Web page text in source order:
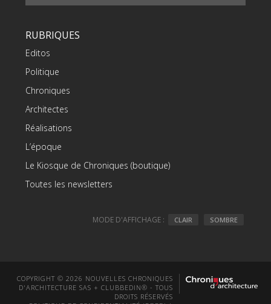
RUBRIQUES
Editos
Politique
Chroniques
Architectes
Réalisations
L’époque
Le Kiosque de Chroniques (boutique)
Toutes les newsletters
MODE D'AFFICHAGE : CLAIR SOMBRE
COPYRIGHT © 2026 NOUVELLES CHRONIQUES
D'ARCHITECTURE SAS + CLUBBEDIN® - TOUS
DROITS RÉSERVÉS